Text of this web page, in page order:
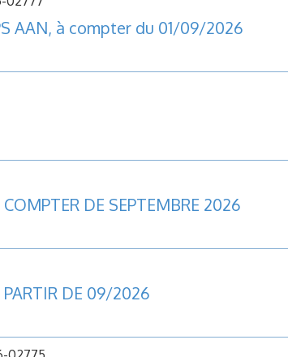
AAN, à compter du 01/09/2026
DE SEPTEMBRE 2026
PARTIR DE 09/2026